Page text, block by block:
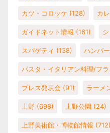
カツ・コロッケ (128) カ
ガイドネット情報 (161)
スパゲティ (138) ハンバ
パスタ・イタリアン料理/フ
プレス発表会 (91) ラーメ
上野 (698) 上野公園 (24)
上野美術館・博物館情報 (712)